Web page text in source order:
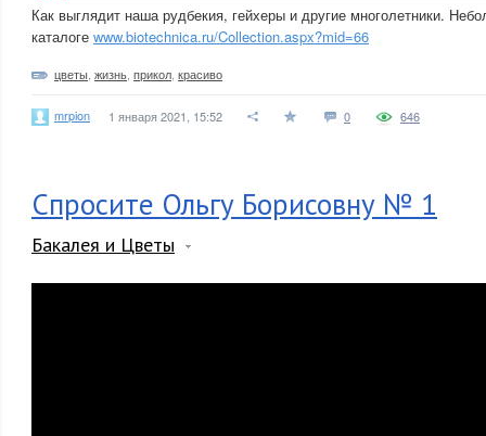
Как выглядит наша рудбекия, гейхеры и другие многолетники.
каталоге www.biotechnica.ru/Collection.aspx?mid=66
цветы жизнь прикол красиво
mrpion 1 января 2021, 15:52 0 646
Спросите Ольгу Борисовну № 1
Бакалея и Цветы